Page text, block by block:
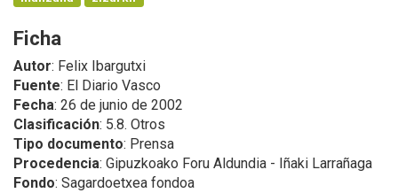
Ficha
Autor: Felix Ibargutxi
Fuente: El Diario Vasco
Fecha: 26 de junio de 2002
Clasificación: 5.8. Otros
Tipo documento: Prensa
Procedencia: Gipuzkoako Foru Aldundia - Iñaki Larrañaga
Fondo: Sagardoetxea fondoa